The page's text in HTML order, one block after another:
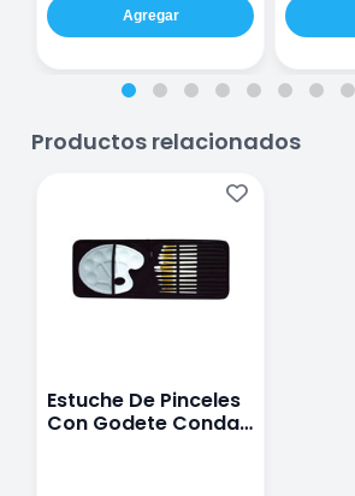
Agregar
Productos relacionados
Estuche De Pinceles
Con Godete Conda